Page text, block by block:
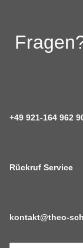
+49 921-164 962
Rückruf Service
kontakt@theo-